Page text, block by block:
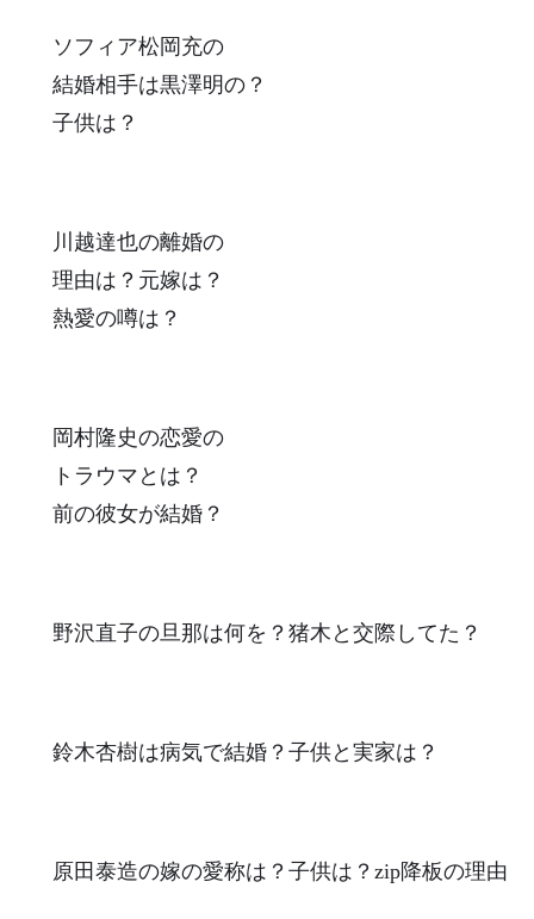
ソフィア松岡充の
結婚相手は黒澤明の？
子供は？
川越達也の離婚の
理由は？元嫁は？
熱愛の噂は？
岡村隆史の恋愛の
トラウマとは？
前の彼女が結婚？
野沢直子の旦那は何を？猪木と交際してた？
鈴木杏樹は病気で結婚？子供と実家は？
原田泰造の嫁の愛称は？子供は？zip降板の理由